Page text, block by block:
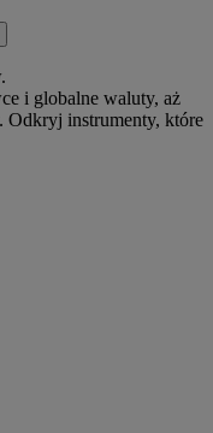
i globalne waluty, aż
instrumenty, które